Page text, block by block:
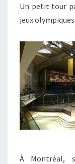
Un petit tour
jeux olympiques
À Montréal,